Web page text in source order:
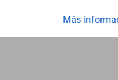
Más
en